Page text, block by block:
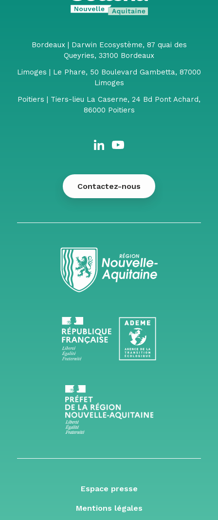
Bordeaux | Darwin Ecosystème, 87 quai des
Queyries, 33100 Bordeaux
Limoges | Le Phare, 50 Boulevard Gambetta, 87000
Limoges
Poitiers | Tiers-lieu La Caserne, 24 Bd Pont Achard,
86000 Poitiers
Contactez-nous
Espace presse
Mentions légales